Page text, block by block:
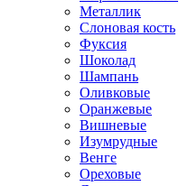
Металлик
Слоновая кость
Фуксия
Шоколад
Шампань
Оливковые
Оранжевые
Вишневые
Изумрудные
Венге
Ореховые